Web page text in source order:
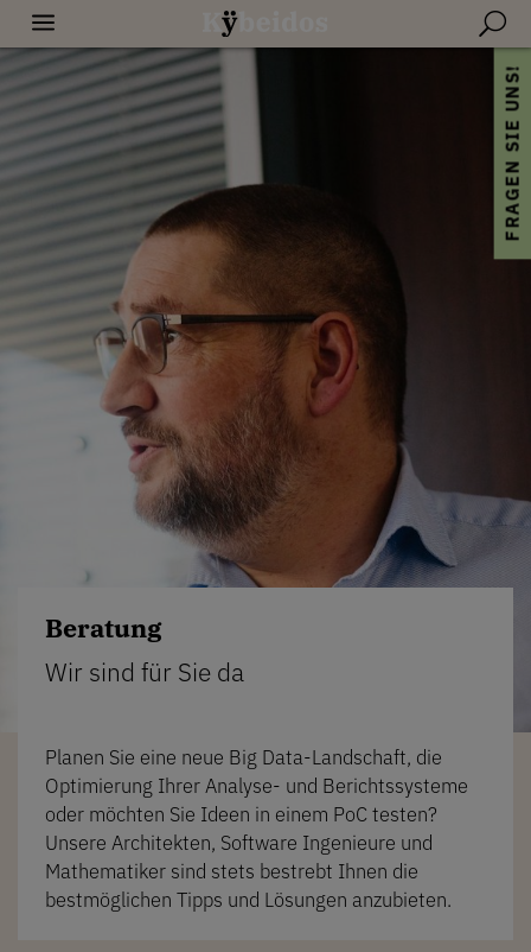
FRAGEN SIE UNS!
a U
Beratung
Wir sind für Sie da
Planen Sie eine neue Big Data-Landschaft, die
Optimierung Ihrer Analyse- und Berichtssysteme
oder möchten Sie Ideen in einem PoC testen?
Unsere Architekten, Software Ingenieure und
Mathematiker sind stets bestrebt Ihnen die
bestmöglichen Tipps und Lösungen anzubieten.